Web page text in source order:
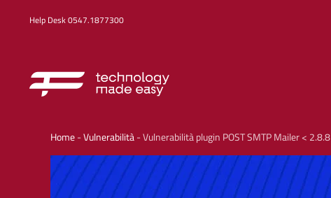
Help Desk 0547.1877300
Home-Vulnerabilità-Vulnerabilità plugin POST SMTP Mailer < 2.8.8